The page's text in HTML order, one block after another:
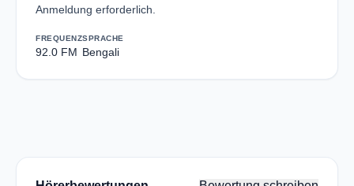
Anmeldung erforderlich.
FREQUENZ
92.0 FM
SPRACHE
Bengali